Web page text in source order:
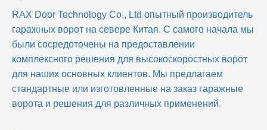
RAX Door Technology Co., Ltd опытный производитель
гаражных ворот на севере Китая. С самого начала мы
были сосредоточены на предоставлении
комплексного решения для высокоскоростных ворот
для наших основных клиентов. Мы предлагаем
стандартные или изготовленные на заказ гаражные
ворота и решения для различных применений.